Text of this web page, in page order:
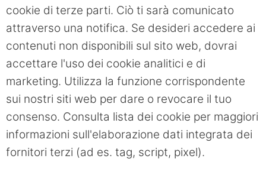
cookie di terze parti. Ciò ti sarà comunicato
attraverso una notifica. Se desideri accedere ai
contenuti non disponibili sul sito web, dovrai
accettare l'uso dei cookie analitici e di
marketing. Utilizza la funzione corrispondente
sui nostri siti web per dare o revocare il tuo
consenso. Consulta lista dei cookie per maggiori
informazioni sull'elaborazione dati integrata dei
fornitori terzi (ad es. tag, script, pixel).